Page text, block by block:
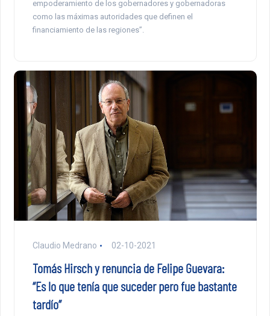
empoderamiento de los gobernadores y gobernadoras
como las máximas autoridades que definen el
financiamiento de las regiones”.
Claudio Medrano 02-10-2021
Tomás Hirsch y renuncia de Felipe Guevara:
“Es lo que tenía que suceder pero fue bastante
tardío”